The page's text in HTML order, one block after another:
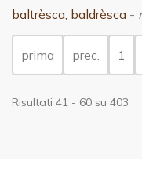
baltrèsca, baldrèsca -
prima prec. 1
Risultati 41 - 60 su 403